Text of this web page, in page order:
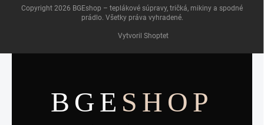
Vytvoril Shoptet
Copyright 2026 BGEshop – teplákové súpravy, tričká, mikiny a spodné
prádlo. Všetky práva vyhradené.
BGE SHOP